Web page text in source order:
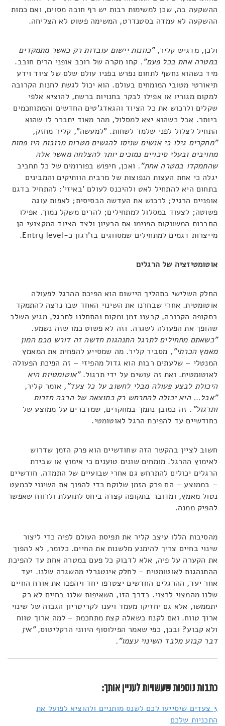
ההשקעה בה, שכן למשימות רבות יש רף חובה מסוים, ואם כמות
ההשקעה לא עמדה בסטנדרט, המשימה פשוט לא הצליחה.
ולכן, מדגיש קליר,"כוונות יישום עובדות רק כאשר מתמקדים
במטרה אחת בכל פעם". קחו מקרה של רוכב אופני הרים חובב.
מיד כשהוא נחשף לתחום נפרש בפניו עולם שלם של ציוד וידע
תיאורטי מטובי המומחים בעולם. הוא יכול לגשת לחנות הקרובה
למקום מגוריו או אפילו לבקר בחנויות ברשת, להוציא אלפי
שקלים ולרכוש את כל הציוד והגאדג'טים החדשים והמתוחכמים
ביותר. אבל כשהוא יצא למסלול, מהר מאוד יתברר לו שהוא
התחיל לצלול לפני שלמד לשחות. "למעשה", קליר מחזק,
"מחקרים גילו כי אנשים שניסו להגשים מטרות מרובות היו פחות
מחויבים ובעלי סיכויים נמוכים יותר להצלחה מאשר אלה
שהתמקדו במטרה אחת". ואכן, חיפוש בפורומים של כל תחביב
יגלה כי אחת העצות הנפוצות של מרבית הוותיקים והמבינים
בתחום היא להתחיל לאט ולהיכנס לעולם 'באיזי': להתחיל בדגם
אופניים הרגיל; לרכוש את העדשה הבסיסית; לאפות עוגה
פשוטה; לצעוד במסלול למתחילים; להרים משקל נמוך. אפילו
החברות המשווקות הפנימו את הרעיון ולצד הציוד המקצועי הן
מייצרות דגמים למתחילים שמסווגים בז'רגון כ-Entry level.
אוטומטיזציה של הרגלים
החלק השלישי בתהליך היישום הוא הפיכת ההרגל לפעולה
אוטומטית. אחרי שבחרנו את השינוי האחד שבו נרצה להתמקד
בתקופה הקרובה, קבענו זמן ומקום והתחלנו לתרגל, מגיע השלב
שהופך את הפעולה לשגרה. וזה לא פשוט כמו שזה נשמע.
"כשאתם מתחילים לתרגל התנהגות חדשה זה דורש מכם המון
מאמץ הכרתי", מסביר קליר.מה שמסייע להפחית את המאמץ
המנטלי – שלעתים רבות הוא גדול מהפיזי – זה הפיכת הפעולה
לאוטומטית. ואת זה עושים על ידי תרגול."אוטומטיות היא
היכולת לבצע פעולה מבלי לחשוב על כל צעד", אומר קליר,
"אבל… היא יכולה להתרחש רק כתוצאה של הרבה חזרות
ותרגול". זה כמובן נתמך במחקרים, שמדברים על ממוצע של
כחודשיים עד להפיכת הרגל לאוטומטי.
חשוב לציין בהקשר הזה שחודשיים הוא פרק הזמן שדרוש
לאימוץ ההרגל. מומחים שונים טוענים כי אימוץ או שבירת
הרגלים יכולים להתרחש גם אחרי שבועיים של התמדה. חודשיים
– בממוצע – הם פרק הזמן שלוקח כדי להפוך את השינוי לכמעט
נטול מאמץ, ומדובר בתקופה קצרה ביחס לתועלת ולרווח שאפשר
להפיק ממנה.
מהסיבות הללו עיצב קליר את תפיסת העולם לפיה כדי ליצור
שינוי בחיים צריך להימנע מלשנות את החיים. כלומר, לא להפוך
את הקערה על פיה, אלא לדבוק כל פעם במטרה אחת עד להפיכת
ההתנהגות לאוטומטית – לחלק אינטגרלי מהשגרה שלנו. יעד
אחר יעד, ההרגלים החדשים יצטרפו יחד ויהפכו את אורח החיים
שלנו מהמצוי לרצוי. בדרך הזו, השאיפות שלנו בחיים לא רק
יתממשו, אלא גם יחזיקו מעמד ויענו לקריטריון הגבוה של שינוי
ארוך טווח. ואם לקנח בשאלה קצת מתחכמת – למה ארוך טווח
ולא קבוע? ובכן, כפי שאמר הפילוסוף היווני הרקליטוס,"אין
דבר קבוע מלבד השינוי עצמו".
כתבות נוספות שעשויות לעניין אותך:
3 צעדים שיסייעו לכם לשנס מותניים ולהוציא לפועל את
התכניות שלכם